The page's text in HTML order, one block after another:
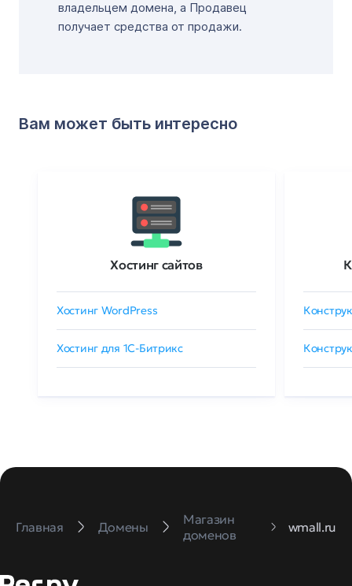
владельцем домена, а Продавец
получает средства от продажи.
Вам может быть интересно
Хостинг сайтов
Хостинг WordPress
Хостинг для 1C-Битрикс
Главная Домены
Магазин
доменов
wmall.ru